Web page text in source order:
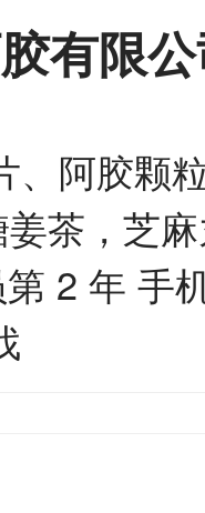
有限
、阿胶颗
茶，芝
2 年 手